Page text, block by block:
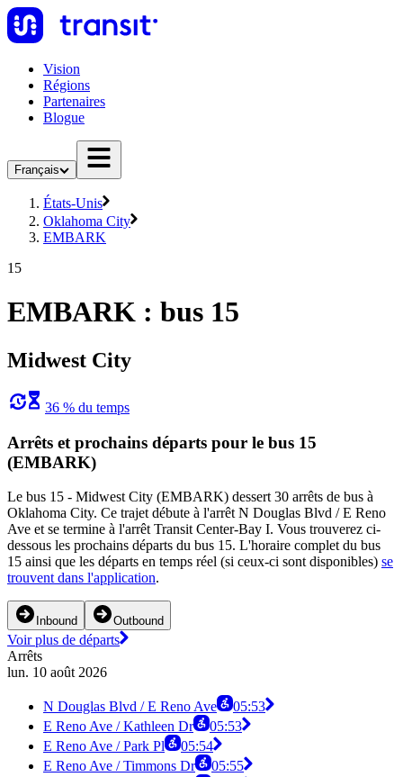
Vision
Régions
Partenaires
Blogue
Français
États-Unis
Oklahoma City
EMBARK
15
EMBARK : bus 15
Midwest City
36 % du temps
Arrêts et prochains départs pour le bus 15
(EMBARK)
Le bus 15 - Midwest City (EMBARK) dessert 30 arrêts de bus à
Oklahoma City. Ce trajet débute à l'arrêt N Douglas Blvd / E Reno
Ave et se termine à l'arrêt Transit Center-Bay I. Vous trouverez ci-
dessous les prochains départs du bus 15. L'horaire complet du bus
15 ainsi que les départs en temps réel (si ceux-ci sont disponibles) se
trouvent dans l'application.
Inbound Outbound
Voir plus de départs
Arrêts
lun. 10 août 2026
N Douglas Blvd / E Reno Ave
05:53
E Reno Ave / Kathleen Dr
05:53
E Reno Ave / Park Pl
05:54
E Reno Ave / Timmons Dr
05:55